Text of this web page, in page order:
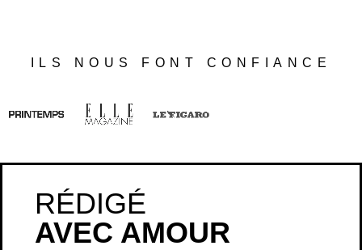
ILS NOUS FONT CONFIANCE
RÉDIGÉ
AVEC AMOUR